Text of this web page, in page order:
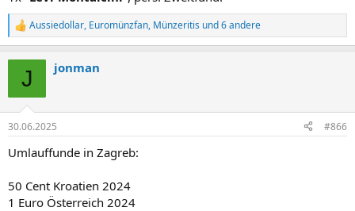
R
e
e
:
Aussiedollar, Euromünzfan, Münzeritis und 6 andere
J jonman
30.06.2025 #866
Umlauffunde in Zagreb:
50 Cent Kroatien 2024
1 Euro Österreich 2024